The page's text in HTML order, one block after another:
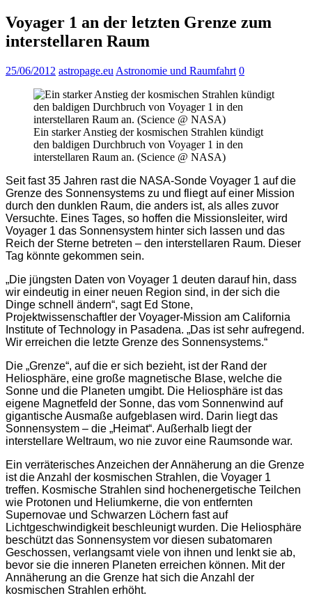
Voyager 1 an der letzten Grenze zum
interstellaren Raum
25/06/2012 astropage.eu Astronomie und Raumfahrt 0
Ein starker Anstieg der kosmischen Strahlen kündigt
den baldigen Durchbruch von Voyager 1 in den
interstellaren Raum an. (Science @ NASA)
Seit fast 35 Jahren rast die NASA-Sonde Voyager 1 auf die
Grenze des Sonnensystems zu und fliegt auf einer Mission
durch den dunklen Raum, die anders ist, als alles zuvor
Versuchte. Eines Tages, so hoffen die Missionsleiter, wird
Voyager 1 das Sonnensystem hinter sich lassen und das
Reich der Sterne betreten – den interstellaren Raum. Dieser
Tag könnte gekommen sein.
„Die jüngsten Daten von Voyager 1 deuten darauf hin, dass
wir eindeutig in einer neuen Region sind, in der sich die
Dinge schnell ändern“, sagt Ed Stone,
Projektwissenschaftler der Voyager-Mission am California
Institute of Technology in Pasadena. „Das ist sehr aufregend.
Wir erreichen die letzte Grenze des Sonnensystems.“
Die „Grenze“, auf die er sich bezieht, ist der Rand der
Heliosphäre, eine große magnetische Blase, welche die
Sonne und die Planeten umgibt. Die Heliosphäre ist das
eigene Magnetfeld der Sonne, das vom Sonnenwind auf
gigantische Ausmaße aufgeblasen wird. Darin liegt das
Sonnensystem – die „Heimat“. Außerhalb liegt der
interstellare Weltraum, wo nie zuvor eine Raumsonde war.
Ein verräterisches Anzeichen der Annäherung an die Grenze
ist die Anzahl der kosmischen Strahlen, die Voyager 1
treffen. Kosmische Strahlen sind hochenergetische Teilchen
wie Protonen und Heliumkerne, die von entfernten
Supernovae und Schwarzen Löchern fast auf
Lichtgeschwindigkeit beschleunigt wurden. Die Heliosphäre
beschützt das Sonnensystem vor diesen subatomaren
Geschossen, verlangsamt viele von ihnen und lenkt sie ab,
bevor sie die inneren Planeten erreichen können. Mit der
Annäherung an die Grenze hat sich die Anzahl der
kosmischen Strahlen erhöht.